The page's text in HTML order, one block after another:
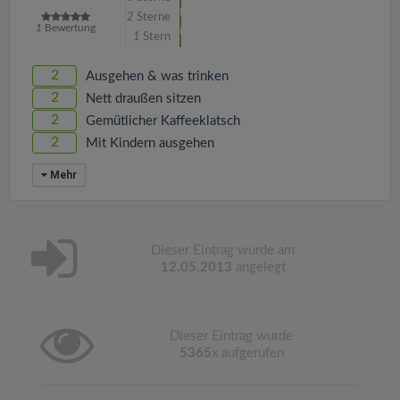
1 Bewertung
2 Sterne
1 Stern
2 Ausgehen & was trinken
2 Nett draußen sitzen
2 Gemütlicher Kaffeeklatsch
2 Mit Kindern ausgehen
Mehr
Dieser Eintrag wurde am
12.05.2013 angelegt
Dieser Eintrag wurde
5365 x aufgerufen